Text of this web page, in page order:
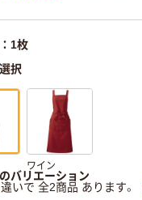
1枚
択
ワイン
バリエーション
違いで 全2商品 あります。